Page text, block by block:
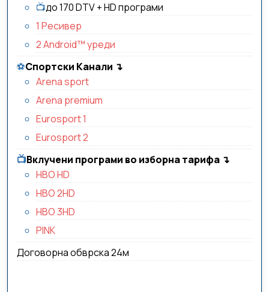
📺до 170 DTV + HD програми
1 Ресивер
2 Android™ уреди
⚽️Спортски Канали ↴
Arena sport
Arena premium
Eurosport 1
Eurosport 2
📺️Вклучени програми во изборна тарифа ↴
HBO HD
HBO 2HD
HBO 3HD
PINK
Договорна обврска 24м